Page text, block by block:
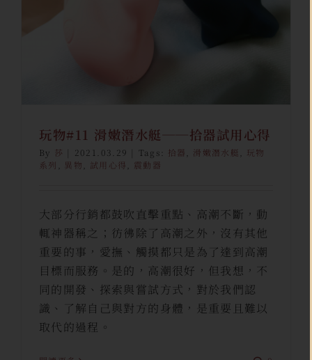
玩物#11 滑嫩潛水艇──拾器試用心得
By 莎 2021.03.29 Tags: 拾器 滑嫩潛水艇
玩物
系列
異物 試用心得 震動器
大部分行銷都鼓吹直擊重點、高潮不斷，動
輒神器稱之；彷彿除了高潮之外，沒有其他
重要的事，愛撫、觸摸都只是為了達到高潮
目標而服務。是的，高潮很好，但我想，不
同的開發、探索與嘗試方式，對於我們認
識、了解自己與對方的身體，是重要且難以
取代的過程。